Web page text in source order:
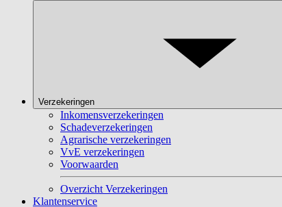
Verzekeringen
Inkomensverzekeringen
Schadeverzekeringen
Agrarische verzekeringen
VvE verzekeringen
Voorwaarden
Overzicht Verzekeringen
Klantenservice